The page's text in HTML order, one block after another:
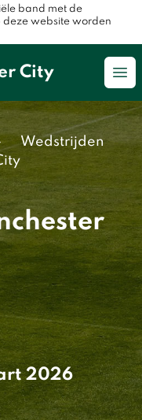
band met de
deze website worden
City
Wedstrijden
2026